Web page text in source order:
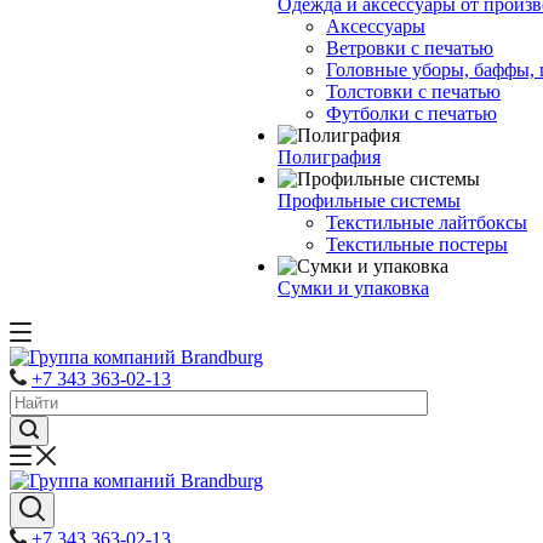
Одежда и аксессуары от
Аксессуары
Ветровки с печатью
Головные уборы,
Толстовки с печатью
Футболки с печатью
Полиграфия
Профильные системы
Текстильные лайтбоксы
Текстильные постеры
Сумки и упаковка
+7 343 363-02-13
+7 343 363-02-13